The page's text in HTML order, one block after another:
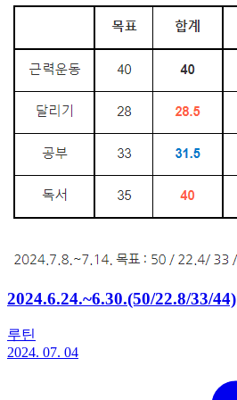
2024.6.24.~6.30.(50/22.8/33/44)
루틴
2024. 07. 04